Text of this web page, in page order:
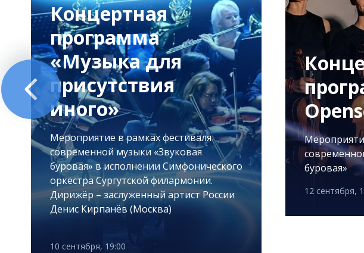
Концертная
программа
«Музыка для
присутствия
иного»
Мероприятие в рамках фестиваля
современной музыки «Звуковая
буровая» в исполнении Симфонического
оркестра Сургутской филармонии.
Дирижёр – заслуженный артист России
Денис Кирпанёв (Москва)
10 сентября, 19:00
буровая»
12 сентября,